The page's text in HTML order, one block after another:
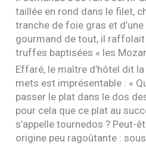
taillée en rond dans le filet,
tranche de foie gras et
gourmand de tout, il
truffes baptisées « les
Effaré, le maître d’hôtel dit
mets est imprésentable : «
passer le plat dans le dos
pour cela que ce plat au
s’appelle tournedos ? Peut-
origine peu ragoûtante :